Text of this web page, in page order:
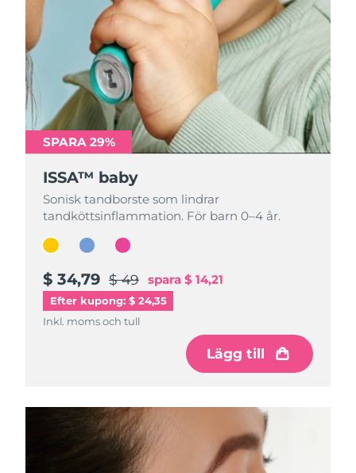
SPARA 29%
ISSA™ baby
Sonisk tandborste som lindrar
tandköttsinflammation. För barn 0–4 år.
$ 34,79 $ 49 spara $ 14,21
Efter kupong: $ 24,35
Inkl. moms och tull
Lägg till
SPARA 29%
ISSA™ baby
Sonisk tandborste som lindrar
tandköttsinflammation. För barn 0–4 år.
$ 34,79 $ 49 spara $ 14,21
Inkl. moms och tull
Lägg till
SPARA 29%
ISSA™ baby
Sonisk tandborste som lindrar
tandköttsinflammation. För barn 0–4 år.
$ 34,79 $ 49 spara $ 14,21
Inkl. moms och tull
Lägg till